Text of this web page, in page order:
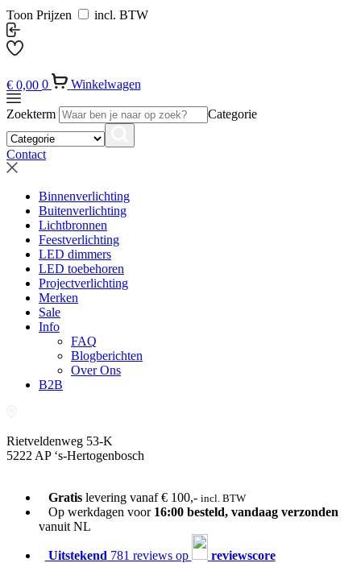
Toon Prijzen incl. BTW
€ 0,00 0 Winkelwagen
Zoekterm Categorie
Contact
Binnenverlichting
Buitenverlichting
Lichtbronnen
Feestverlichting
LED dimmers
LED toebehoren
Projectverlichting
Merken
Sale
Info
FAQ
Blogberichten
Over Ons
B2B
Rietveldenweg 53-K
5222 AP ‘s-Hertogenbosch
Gratislevering vanaf € 100,- incl. BTW
Op werkdagen voor 16:00 besteld, vandaag verzonden
vanuit NL
Uitstekend 781 reviews op reviewscore